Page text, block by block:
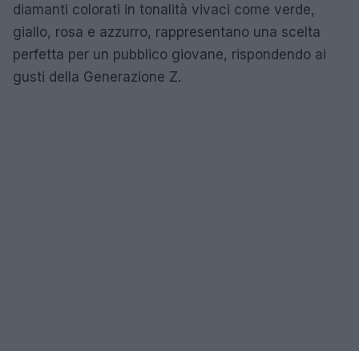
diamanti colorati in tonalità vivaci come verde,
giallo, rosa e azzurro, rappresentano una scelta
perfetta per un pubblico giovane, rispondendo ai
gusti della Generazione Z.